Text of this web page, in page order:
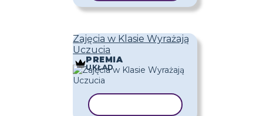
Zajęcia w Klasie Wyrażają
Uczucia
PREMIA
UKŁAD